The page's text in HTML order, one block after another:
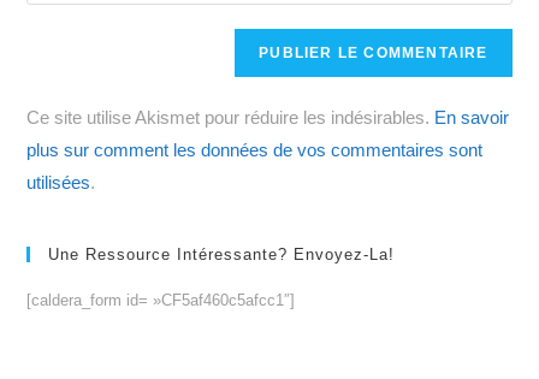
comment
(facultatif)
Ce site utilise Akismet pour réduire les indésirables. En savoir
plus sur comment les données de vos commentaires sont
utilisées.
Une Ressource Intéressante? Envoyez-La!
[caldera_form id= »CF5af460c5afcc1″]